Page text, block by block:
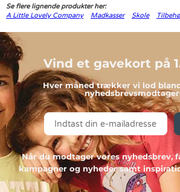
Se flere lignende produkter her:
A Little Lovely Company
Madkasser Skole
Vind et gavekort på
Hver måned trækker vi lod
Når du modtager vores nyhedsbrev,
kampagner og nyheder samt